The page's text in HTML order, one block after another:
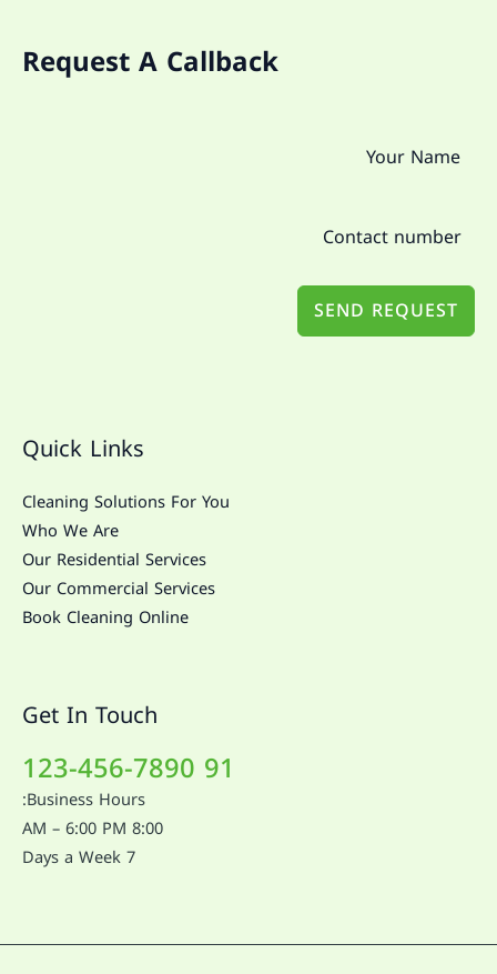
Request A Callback
SEND REQUEST
Quick Links
Cleaning Solutions For You
Who We Are
Our Residential Services
Our Commercial Services
Book Cleaning Online
Get In Touch
91 123-456-7890
Business Hours:
8:00 AM – 6:00 PM
7 Days a Week